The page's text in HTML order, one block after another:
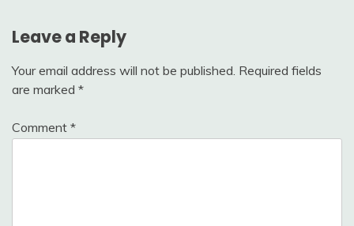
Leave a Reply
Your email address will not be published. Required fields
are marked *
Comment *